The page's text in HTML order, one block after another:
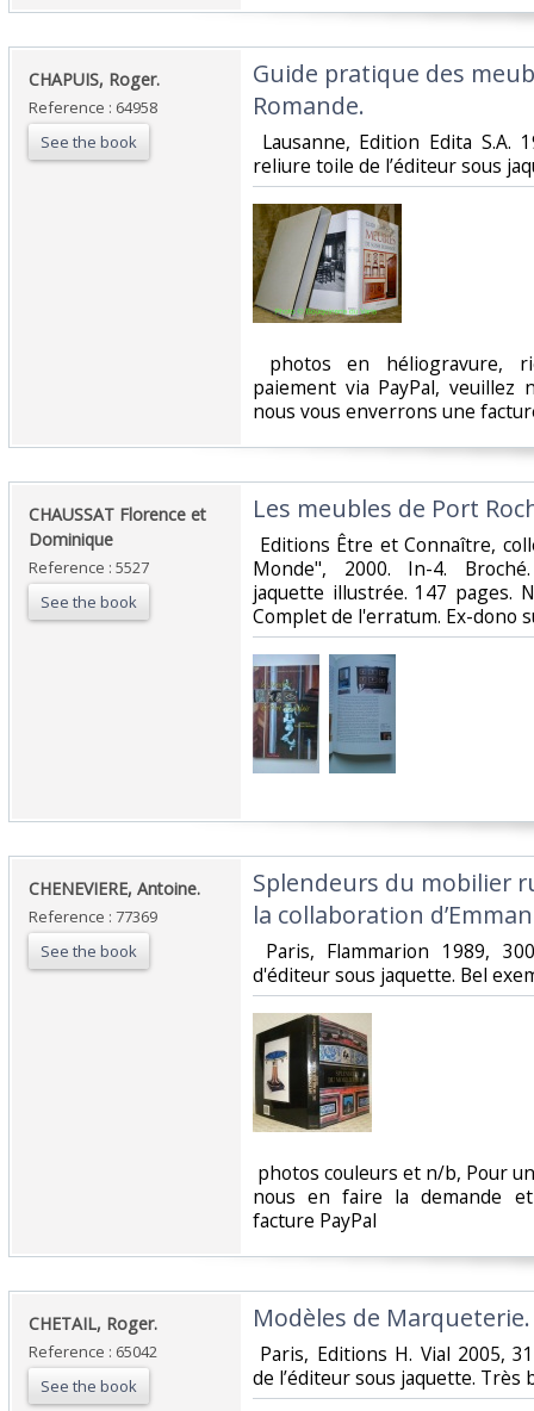
‎CHAPUIS, Roger.‎
Reference : 64958
See the book
‎Guide pratique des
Romande.‎
Lausanne, Edition Edita S.A.
reliure toile de l’éditeur sous
photos en héliogravure,
paiement via PayPal,
nous vous enverrons une
‎CHAUSSAT Florence et
Dominique‎
Reference : 5527
See the book
‎Les meubles de Port
Editions Être et Connaître,
Monde", 2000. In-4.
jaquette illustrée. 147 pages.
Complet de l'erratum. Ex-dono
‎CHENEVIERE, Antoine.‎
Reference : 77369
See the book
‎Splendeurs du mobilier
la collaboration
Paris, Flammarion 1989,
d'éditeur sous jaquette. Bel
photos couleurs et n/b, Pour
nous en faire la demande
facture PayPal‎
‎CHETAIL, Roger.‎
Reference : 65042
See the book
‎Modèles de
Paris, Editions H. Vial 2005,
de l’éditeur sous jaquette. Très